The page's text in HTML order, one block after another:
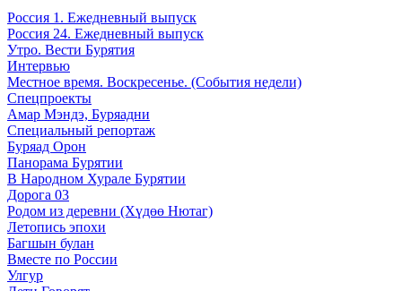
Россия 1. Ежедневный выпуск
Россия 24. Ежедневный выпуск
Утро. Вести Бурятия
Интервью
Местное время. Воскресенье. (События недели)
Спецпроекты
Амар Мэндэ, Буряадни
Специальный репортаж
Буряад Орон
Панорама Бурятии
В Народном Хурале Бурятии
Дорога 03
Родом из деревни (Хүдөө Нютаг)
Летопись эпохи
Багшын булан
Вместе по России
Улгур